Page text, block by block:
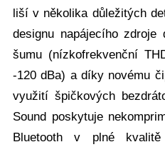
liší v několika důležitých
designu napájecího
šumu (nízkofrekvenční
-120 dBa) a díky novému
využití špičkových
Sound poskytuje
Bluetooth v plné